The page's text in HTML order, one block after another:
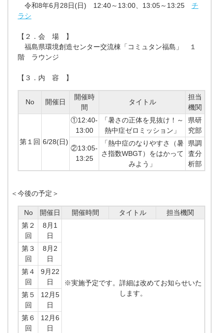
令和8年6月28日(日) 12:40～13:00、13:05～13:25 チ
ラシ
【２．会 場 】
福島県環境創造センター交流棟「コミュタン福島」 １
階 ラウンジ
【３．内 容 】
No 開催日
開催時
間
タイトル
担当
機関
第１回 6/28(日)
①12:40-
13:00
「暑さの正体を見抜け！～
熱中症ゼロミッション」
県研
究部
②13:05-
13:25
「熱中症のなりやすさ（暑
さ指数WBGT）をはかって
みよう」
県調
査分
析部
＜今後の予定＞
No 開催日 開催時間 タイトル
担当機関
第２
回
8月1
日
※実施予定です。詳細は改めてお知らせいた
します。
第３
回
8月2
日
第４
回
9月22
日
第５
回
12月5
日
第６
回
12月6
日